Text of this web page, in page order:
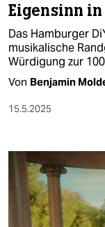
Eigensinn
Das Hamburger
musikalische
Würdigung zur
Von Benjamin
15.5.2025